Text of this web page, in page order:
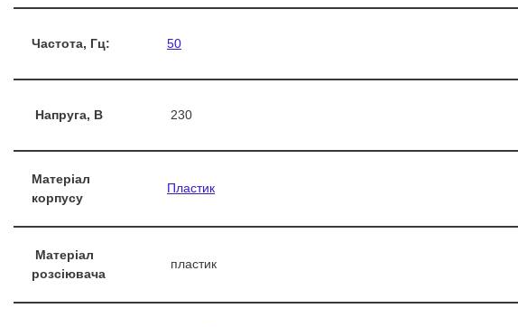
Частота, Гц: 50
Напруга, В 230
Матеріал
корпусу
Пластик
Матеріал
розсіювача
пластик